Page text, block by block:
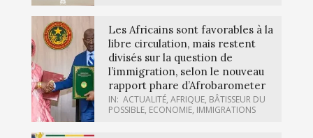
Les Africains sont favorables à la
libre circulation, mais restent
divisés sur la question de
l’immigration, selon le nouveau
rapport phare d’Afrobarometer
IN: ACTUALITÉ, AFRIQUE, BÂTISSEUR DU
POSSIBLE, ECONOMIE, IMMIGRATIONS